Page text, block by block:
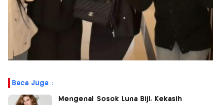
Baca Juga :
Mengenal Sosok Luna Bijl, Kekasih